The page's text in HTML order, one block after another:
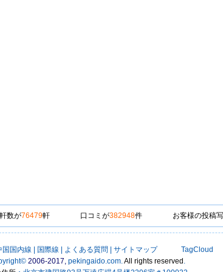
数が76479軒 口コミが382948件 お客様の投稿
国国内線 国際線 よくある質問 サイトマップ
TagCloud
© 2006-2017, pekingaido.com.All rights reserved .